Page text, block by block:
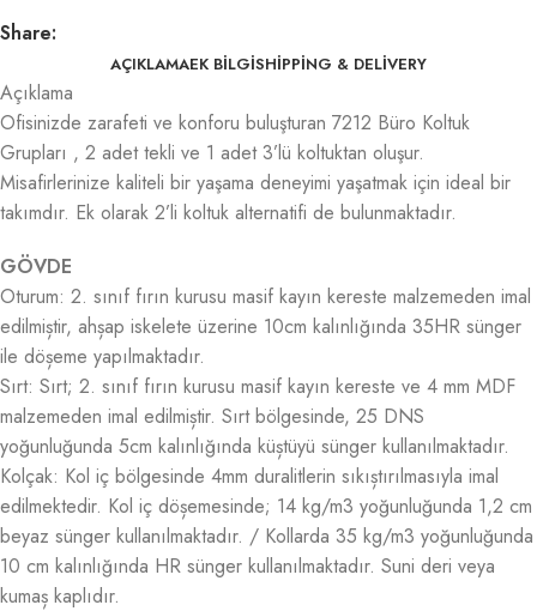
Share:
AÇIKLAMAEK BILGISHIPPING & DELIVERY
Açıklama
Ofisinizde zarafeti ve konforu buluşturan 7212 Büro Koltuk
Grupları , 2 adet tekli ve 1 adet 3’lü koltuktan oluşur.
Misafirlerinize kaliteli bir yaşama deneyimi yaşatmak için ideal bir
takımdır. Ek olarak 2’li koltuk alternatifi de bulunmaktadır.
GÖVDE
Oturum: 2. sınıf fırın kurusu masif kayın kereste malzemeden imal
edilmiștir, ahșap iskelete üzerine 10cm kalınlığında 35HR sünger
ile döșeme yapılmaktadır.
Sırt: Sırt; 2. sınıf fırın kurusu masif kayın kereste ve 4 mm MDF
malzemeden imal edilmiștir. Sırt bölgesinde, 25 DNS
yoğunluğunda 5cm kalınlığında küștüyü sünger kullanılmaktadır.
Kolçak: Kol iç bölgesinde 4mm duralitlerin sıkıștırılmasıyla imal
edilmektedir. Kol iç döșemesinde; 14 kg/m3 yoğunluğunda 1,2 cm
beyaz sünger kullanılmaktadır. / Kollarda 35 kg/m3 yoğunluğunda
10 cm kalınlığında HR sünger kullanılmaktadır. Suni deri veya
kumaș kaplıdır.